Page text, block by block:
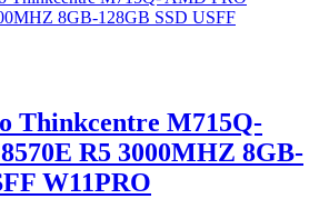
Thinkcentre M715Q-
R5 3000MHZ 8GB-
W11PRO